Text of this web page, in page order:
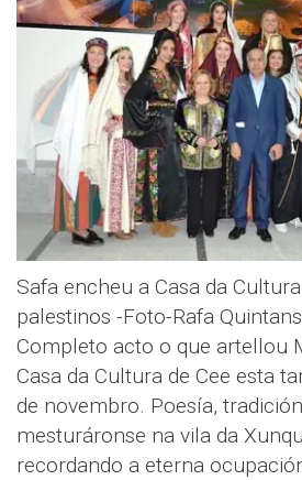
Safa encheu a Casa da
palestinos -Foto-Rafa Quintans
Completo acto o que artellou
Casa da Cultura de Cee esta
de novembro. Poesía,
mesturáronse na vila da
recordando a eterna